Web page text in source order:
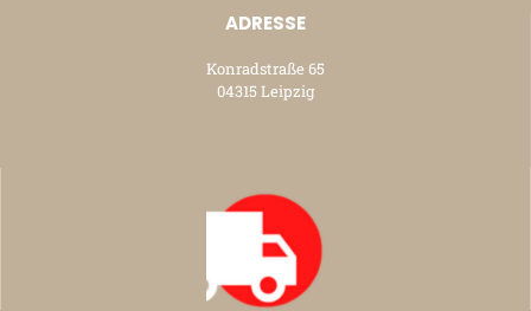
ADRESSE
Konradstraße 65
04315 Leipzig